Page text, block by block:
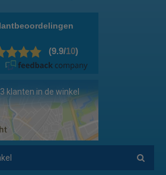
3 klanten in de winkel